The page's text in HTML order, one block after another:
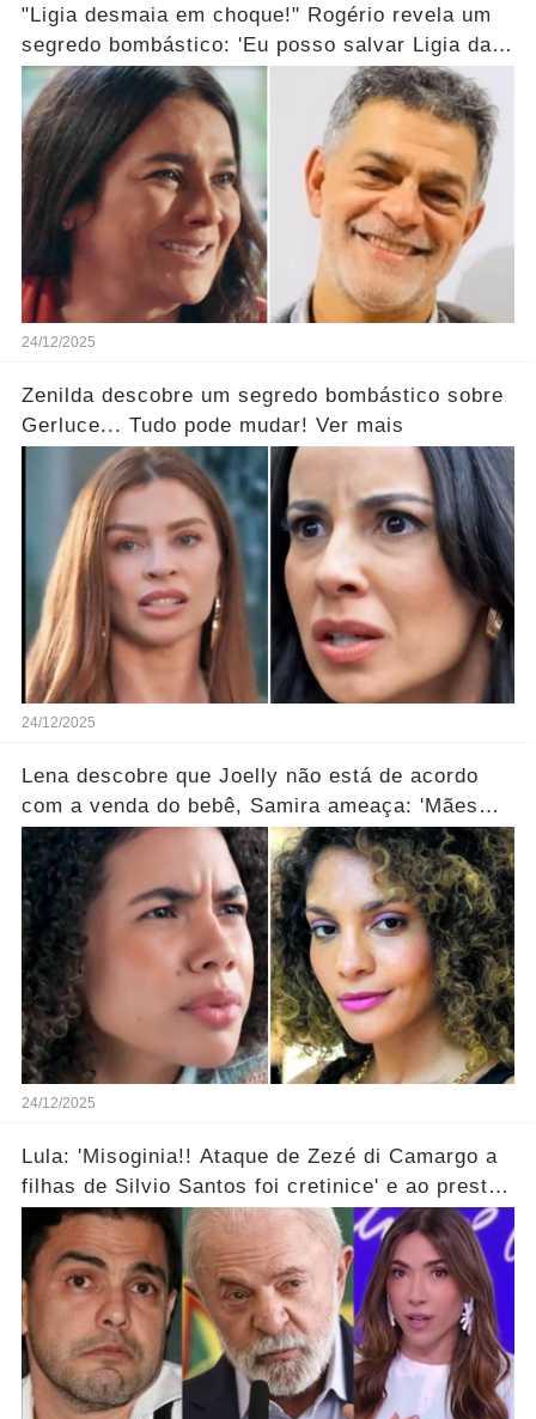
"Ligia desmaia em choque!" Rogério revela um
segredo bombástico: 'Eu posso salvar Ligia da
morte...' Ver mais
24/12/2025
Zenilda descobre um segredo bombástico sobre
Gerluce... Tudo pode mudar! Ver mais
24/12/2025
Lena descobre que Joelly não está de acordo
com a venda do bebê, Samira ameaça: 'Mães
que desistem desaparecem!' ... Ver mais
24/12/2025
Lula: 'Misoginia!! Ataque de Zezé di Camargo a
filhas de Silvio Santos foi cretinice' e ao prestar
soli...ver mais!